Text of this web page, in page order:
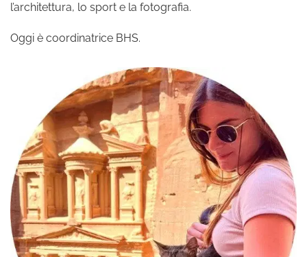
l’architettura, lo sport e la fotografia.
Oggi è coordinatrice BHS.